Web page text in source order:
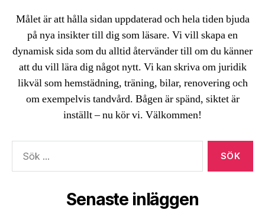
Målet är att hålla sidan uppdaterad och hela tiden bjuda
på nya insikter till dig som läsare. Vi vill skapa en
dynamisk sida som du alltid återvänder till om du känner
att du vill lära dig något nytt. Vi kan skriva om juridik
likväl som hemstädning, träning, bilar, renovering och
om exempelvis tandvård. Bågen är spänd, siktet är
inställt – nu kör vi. Välkommen!
efter:
Senaste inläggen